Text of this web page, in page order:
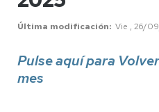
Última modificación Vie , 26/
Pulse aquí para
mes